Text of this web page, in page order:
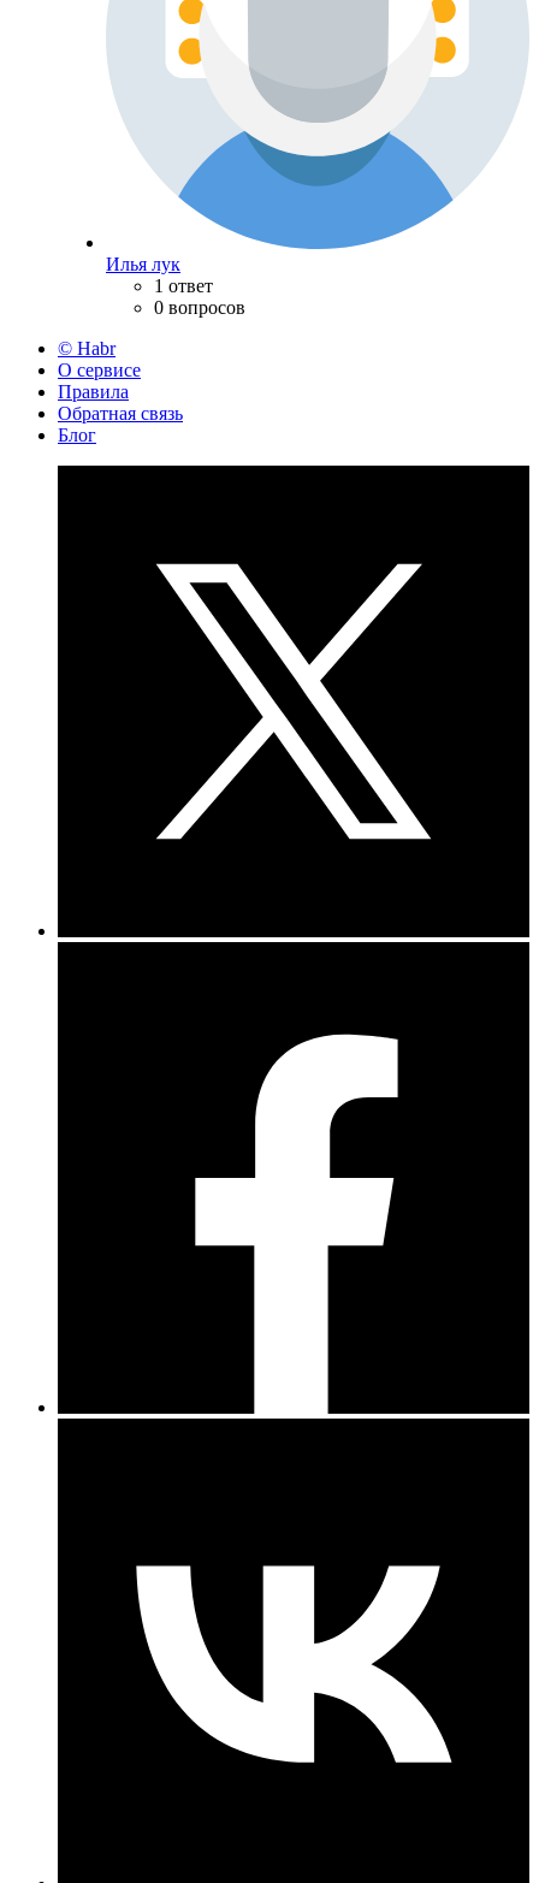
Илья лук
1 ответ
0 вопросов
© Habr
О сервисе
Правила
Обратная связь
Блог